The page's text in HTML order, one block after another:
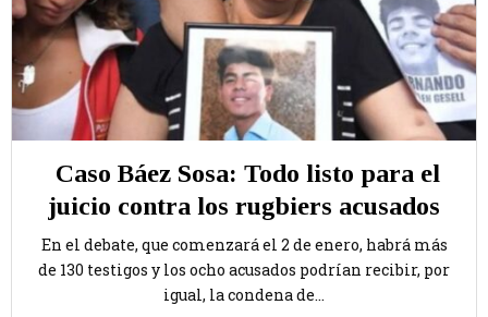
Caso Báez Sosa: Todo listo para el
juicio contra los rugbiers acusados
En el debate, que comenzará el 2 de enero, habrá más
de 130 testigos y los ocho acusados podrían recibir, por
igual, la condena de...